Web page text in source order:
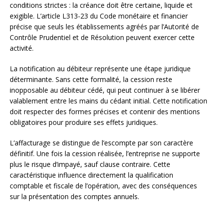
conditions strictes : la créance doit être certaine, liquide et
exigible. L’article L313-23 du Code monétaire et financier
précise que seuls les établissements agréés par l’Autorité de
Contrôle Prudentiel et de Résolution peuvent exercer cette
activité.
La notification au débiteur représente une étape juridique
déterminante. Sans cette formalité, la cession reste
inopposable au débiteur cédé, qui peut continuer à se libérer
valablement entre les mains du cédant initial. Cette notification
doit respecter des formes précises et contenir des mentions
obligatoires pour produire ses effets juridiques.
L’affacturage se distingue de l’escompte par son caractère
définitif. Une fois la cession réalisée, l’entreprise ne supporte
plus le risque d’impayé, sauf clause contraire. Cette
caractéristique influence directement la qualification
comptable et fiscale de l’opération, avec des conséquences
sur la présentation des comptes annuels.